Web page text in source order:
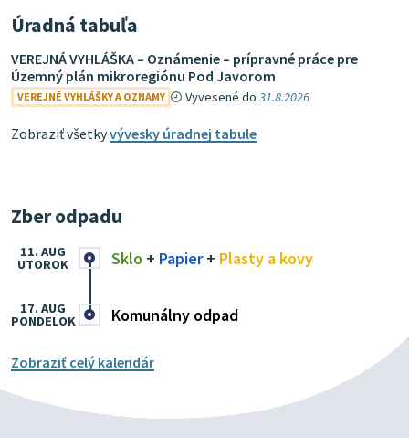
Úradná tabuľa
VEREJNÁ VYHLÁŠKA – Oznámenie – prípravné práce pre
Územný plán mikroregiónu Pod Javorom
VEREJNÉ VYHLÁŠKY A OZNAMY Vyvesené do31.8.2026
Zobraziť všetkyvývesky úradnej tabule
Zber odpadu
Sklo + Papier+ Plasty a kovy
11. AUG
UTOROK
Komunálny odpad
17. AUG
PONDELOK
Zobraziť celý kalendár